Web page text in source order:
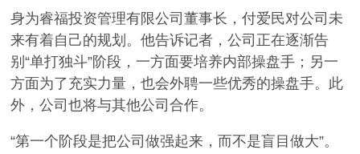
身为睿福投资管理有限公司董事长，付爱民对公司未
来有着自己的规划。他告诉记者，公司正在逐渐告
别“单打独斗”阶段，一方面要培养内部操盘手；另一
方面为了充实力量，也会外聘一些优秀的操盘手。此
外，公司也将与其他公司合作。
“第一个阶段是把公司做强起来，而不是盲目做大”。